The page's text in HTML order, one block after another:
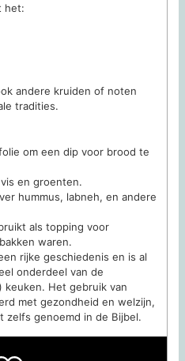
het:
andere kruiden of noten
tradities.
om een dip voor brood te
en groenten.
hummus, labneh, en andere
als topping voor
waren.
rijke geschiedenis en is al
onderdeel van de
keuken. Het gebruik van
met gezondheid en welzijn,
zelfs genoemd in de Bijbel.